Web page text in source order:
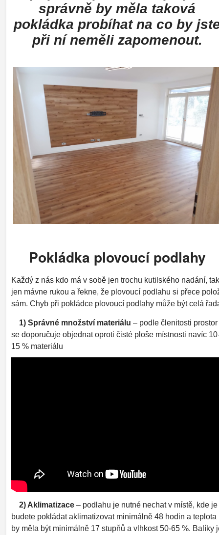
správně by měla taková
pokládka probíhat na co by
při ní neměli zapomenout.
Pokládka plovoucí podlahy
Každý z nás kdo má v sobě jen trochu kutilského nadání, tak
jen mávne rukou a řekne, že plovoucí podlahu si přece
sám. Chyb při pokládce plovoucí podlahy může být celá
1) Správné množství materiálu – podle členitosti prostor
se doporučuje objednat oproti čisté ploše místnosti navíc
15 % materiálu
2) Aklimatizace– podlahu je nutné nechat v místě, kde je
budete pokládat aklimatizovat minimálně 48 hodin a teplota
by měla být minimálně 17 stupňů a vlhkost 50-65 %. Balíky